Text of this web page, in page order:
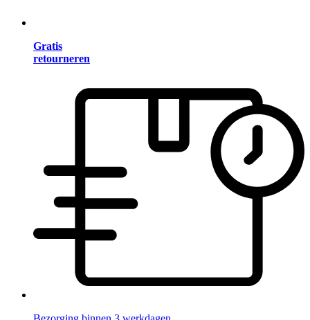
Gratis
retourneren